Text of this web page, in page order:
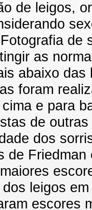
de leigos,
de
as
abaixo
foram
e para
de
dos
de
leigos
escores